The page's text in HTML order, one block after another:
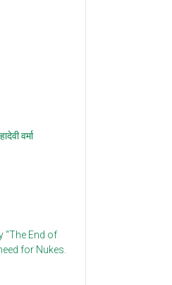
वर्मा
“The End of
for Nukes.